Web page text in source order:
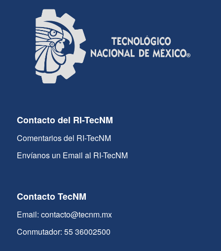
Contacto del RI-TecNM
Comentarios del RI-TecNM
Envíanos un Email al RI-TecNM
Contacto TecNM
Email: contacto@tecnm.mx
Conmutador: 55 36002500